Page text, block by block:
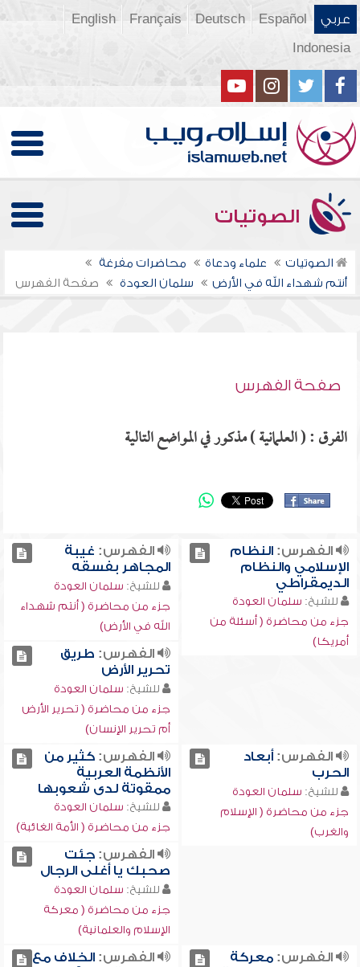
عربي Español
Deutsch
Français
English
Indonesia
الصوتيات
الصوتيات علماء ودعاة
محاضرات مفرغة
أنتم شهداء الله في الأرض
سلمان العودة صفحة الفهرس
صفحة الفهرس
الفرق : ( العلمانية ) مذكور في المواضع التالية
الفهرس:النظام
الإسلامي والنظام
الديمقراطي
للشيخ: سلمان العودة
جزء من محاضرة ( أسئلة من
أمريكا)
الفهرس: غيبة
المجاهر بفسقه
للشيخ: سلمان العودة
جزء من محاضرة ( أنتم شهداء
الله في الأرض)
الفهرس: طريق
تحرير الأرض
للشيخ: سلمان العودة
جزء من محاضرة ( تحرير الأرض
أم تحرير الإنسان)
الفهرس:أبعاد
الحرب
للشيخ: سلمان العودة
جزء من محاضرة ( الإسلام
والغرب)
الفهرس:كثير من
الأنظمة العربية
ممقوتة لدى شعوبها
للشيخ: سلمان العودة
جزء من محاضرة ( الأمة الغائبة)
الفهرس:جئت
صحبك يا أغلى الرجال
للشيخ: سلمان العودة
جزء من محاضرة ( معركة
الإسلام والعلمانية)
الفهرس:معركة
الفهرس:الخلاف مع